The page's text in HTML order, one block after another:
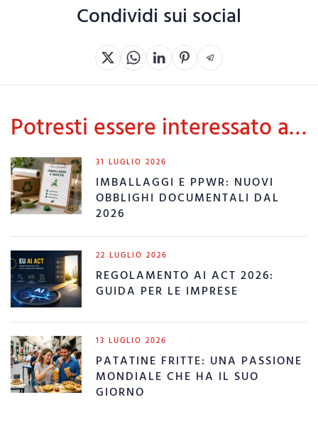
Condividi sui social
Potresti essere interessato a…
31 LUGLIO 2026
IMBALLAGGI E PPWR: NUOVI
OBBLIGHI DOCUMENTALI DAL
2026
22 LUGLIO 2026
REGOLAMENTO AI ACT 2026:
GUIDA PER LE IMPRESE
13 LUGLIO 2026
PATATINE FRITTE: UNA PASSIONE
MONDIALE CHE HA IL SUO
GIORNO